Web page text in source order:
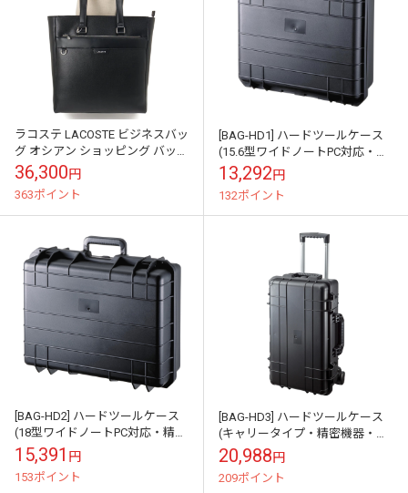
ラコステ LACOSTE ビジネスバッ
グ オシアン ショッピング バッグ
[NH5395OI-000 FW26] OSSIAN
S...
36,300円
363ポイント
[BAG-HD1] ハードツールケース
(15.6型ワイドノートPC対応・精
密機器・保管・鍵付き)
13,292円
132ポイント
[BAG-HD2] ハードツールケース
(18型ワイドノートPC対応・精密
機器・保管・鍵付き)
15,391 円
153ポイント
[BAG-HD3] ハードツールケース
(キャリータイプ・精密機器・保
管)
20,988円
209ポイント